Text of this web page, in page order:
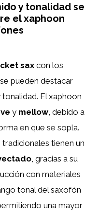
y tonalidad se
el xaphoon
saxcon los
, se pueden destacar
El xaphoon
y mellow , debido a
en que se sopla.
tienen un
, gracias a su
con materiales
tonal del saxofón
una mayor